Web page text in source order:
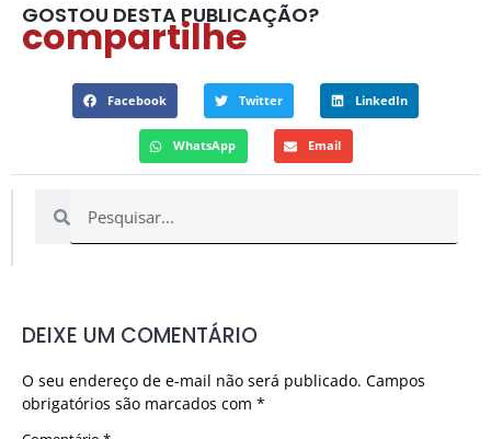
GOSTOU DESTA PUBLICAÇÃO?
compartilhe
Facebook Twitter LinkedIn
WhatsApp Email
DEIXE UM COMENTÁRIO
O seu endereço de e-mail não será publicado. Campos
obrigatórios são marcados com *